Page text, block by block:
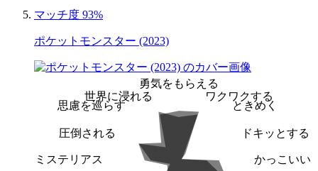
マッチ度 93%
ポケットモンスター (2023)
勇気をもらえる
ワクワクする
ときめく
ドキッとする
かっこいい
ミステリアス
圧倒される
思慮を巡らす
世界に浸れる